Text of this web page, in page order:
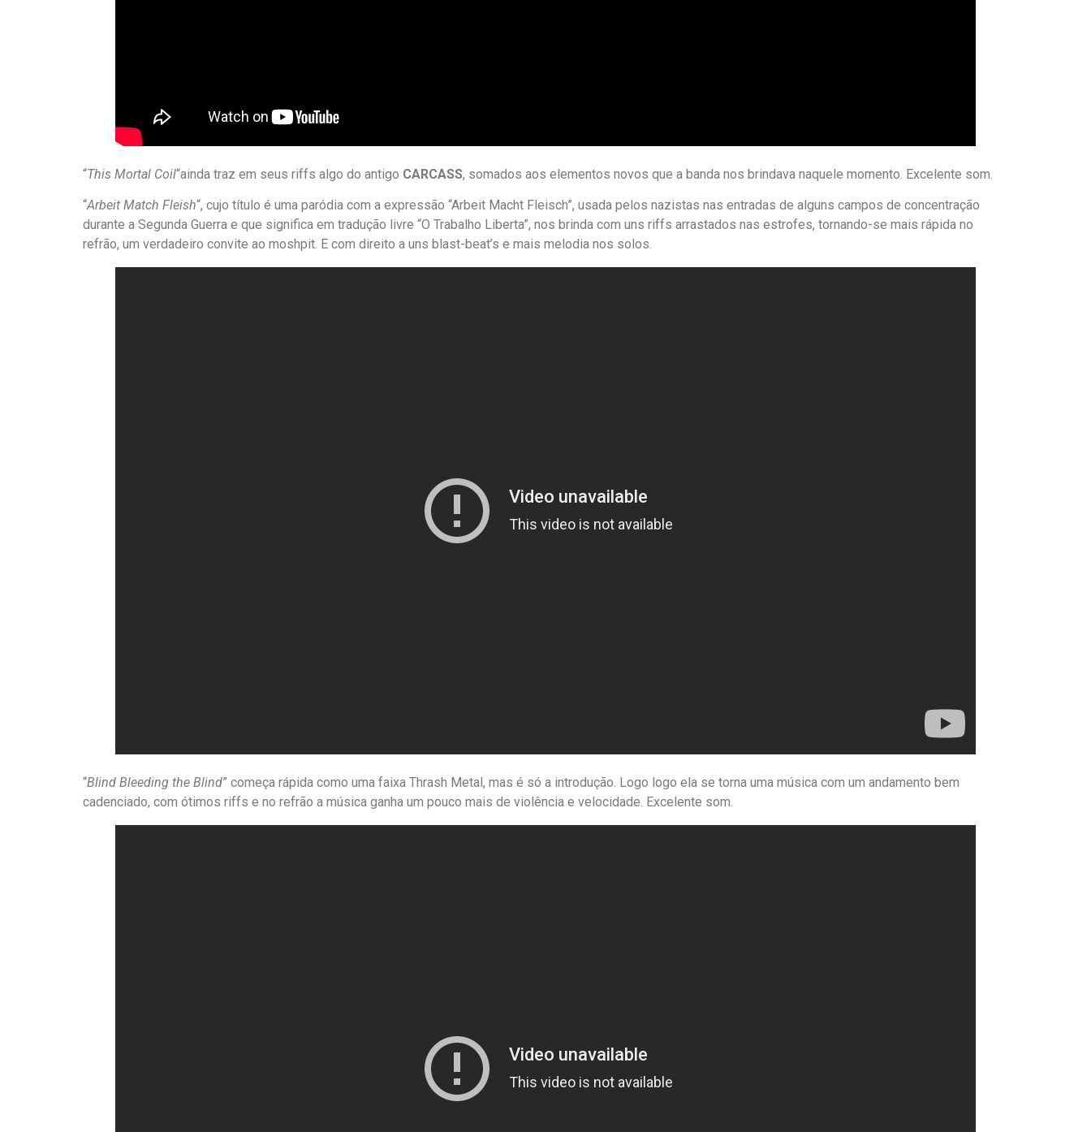
“This Mortal Coil“ainda traz em seus riffs algo do antigo CARCASS, somados aos elementos novos que a banda nos brindava naquele momento. Excelente som.
“Arbeit Match Fleish“, cujo título é uma paródia com a expressão “Arbeit Macht Fleisch”, usada pelos nazistas nas entradas de alguns campos de concentração
durante a Segunda Guerra e que significa em tradução livre “O Trabalho Liberta”, nos brinda com uns riffs arrastados nas estrofes, tornando-se mais rápida no
refrão, um verdadeiro convite ao moshpit. E com direito a uns blast-beat’s e mais melodia nos solos.
“Blind Bleeding the Blind” começa rápida como uma faixa Thrash Metal, mas é só a introdução. Logo logo ela se torna uma música com um andamento bem
cadenciado, com ótimos riffs e no refrão a música ganha um pouco mais de violência e velocidade. Excelente som.